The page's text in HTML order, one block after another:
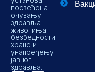
посвећена
очувању
здравља
животиња,
безбедности
хране и
унапређењу
јавног
здравља.